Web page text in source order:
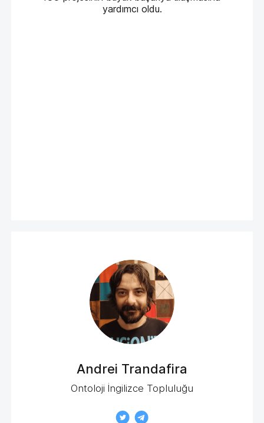
yardımcı oldu.
Andrei Trandafira
Ontoloji İngilizce Topluluğu